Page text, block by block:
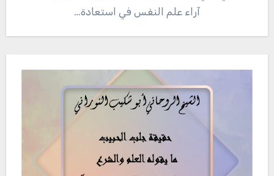
آراء علم النفس في استعادة…